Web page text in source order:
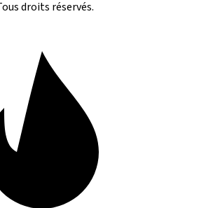
droits réservés.